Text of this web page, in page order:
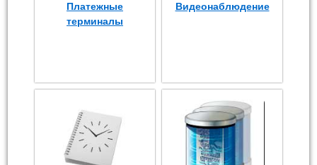
Платежные
терминалы
Видеонаблюдение